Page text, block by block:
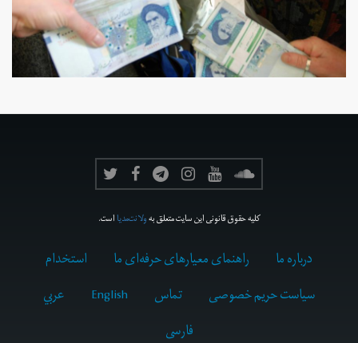
کلیه حقوق قانونی این سایت متعلق بهولانت‌مدیااست.
درباره ما راهنمای معیارهای حرفه‌ای ما
استخدام
سیاست حریم خصوصی
تماس English
عربي
فارسى